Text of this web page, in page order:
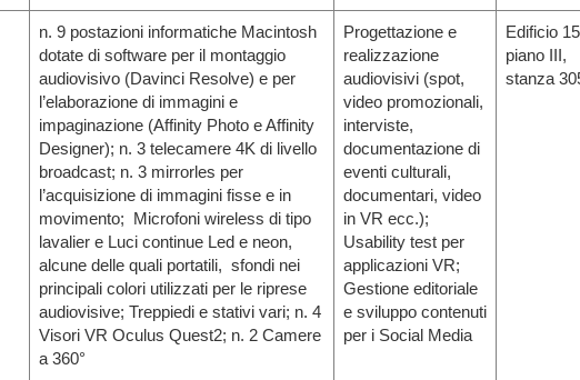
n. 9 postazioni informatiche Macintosh
dotate di software per il montaggio
audiovisivo (Davinci Resolve) e per
l’elaborazione di immagini e
impaginazione (Affinity Photo e Affinity
Designer); n. 3 telecamere 4K di livello
broadcast; n. 3 mirrorles per
l’acquisizione di immagini fisse e in
movimento; Microfoni wireless di tipo
lavalier e Luci continue Led e neon,
alcune delle quali portatili, sfondi nei
principali colori utilizzati per le riprese
audiovisive; Treppiedi e stativi vari; n. 4
Visori VR Oculus Quest2; n. 2 Camere
a 360°
Progettazione e
realizzazione
audiovisivi (spot,
video promozionali,
interviste,
documentazione di
eventi culturali,
documentari, video
in VR ecc.);
Usability test per
applicazioni VR;
Gestione editoriale
e sviluppo contenuti
per i Social Media
Edificio
piano III,
stanza